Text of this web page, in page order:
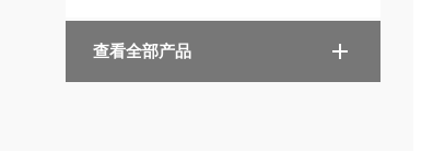
查看全部产品